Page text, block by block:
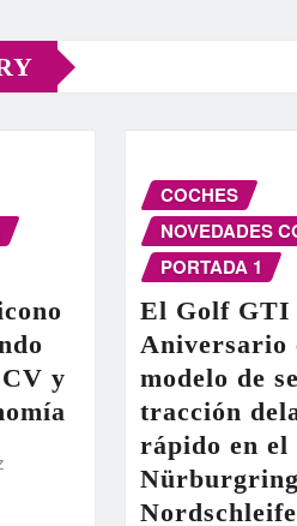
y
COCHES
NOVEDADES
PORTADA 1
El Golf GTI
Aniversario
modelo de
tracción
rápido en
Nürburgring
Nordschleife